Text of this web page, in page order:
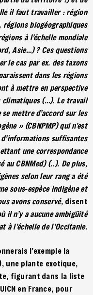
il faut travailler : région
biogéographiques
à l’échelle mondiale
Asie…) ? Ces questions
le cas par ex. des taxons
dans les régions
à mettre en perspective
climatiques (…). Le travail
mettre d’accord sur les
» (CBNPMP) qui n’est
d’informations suffisantes
une correspondance
au CBNMed) (..). De plus,
selon leur rang a été
sous-espèce indigène et
avons conservé, disent
il n’y a aucune ambigüité
à l’échelle de l’Occitanie.
l’exemple la
une plante exotique,
figurant dans la liste
en France, pour